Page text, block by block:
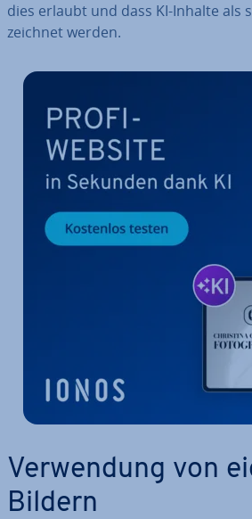
dies erlaubt und dass KI-Inhalte als
zeich­net werden.
Ver­wen­dung von
Bildern